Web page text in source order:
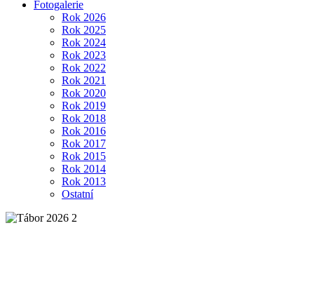
Fotogalerie
Rok 2026
Rok 2025
Rok 2024
Rok 2023
Rok 2022
Rok 2021
Rok 2020
Rok 2019
Rok 2018
Rok 2016
Rok 2017
Rok 2015
Rok 2014
Rok 2013
Ostatní